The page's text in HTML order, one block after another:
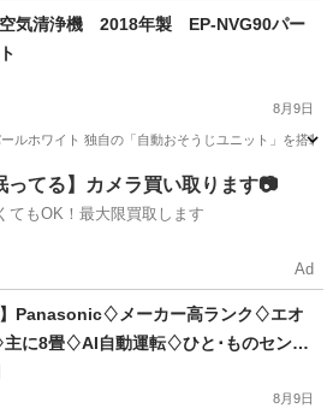
生活家電
空気清浄機 2018年製 EP-NVG90パー
8月9日
ルホワイト 独自の「自動おそうじユニット」を搭載
季節、空調家電
ってる】カメラ買い取ります📷
てもOK！最大限買取します
Ad
】Panasonic♢ メーカー高ランク♢ エオ
主に8畳♢ AI自動運転♢ ひと･ものセンサ
ンサー♢ 自動お掃除機能♢ 空気清浄機
ーX♢ 衣類乾燥♢ 無線LAN内蔵♢ スマー
8月9日